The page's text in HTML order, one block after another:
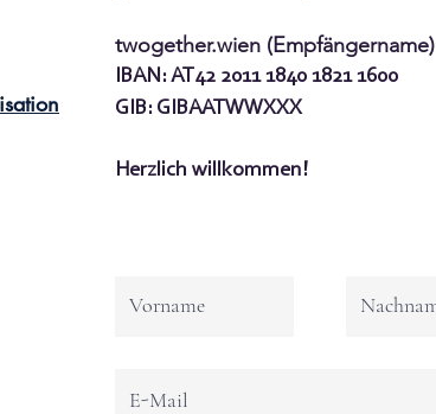
n
twogether.wien (Empfängername)
IBAN: AT42 2011 1840 1821 1600
GIB: GIBAATWWXXX
Herzlich willkommen!